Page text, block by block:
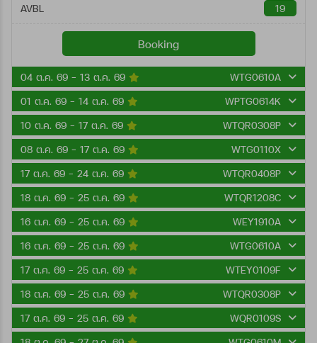
AVBL 19
Booking
04 ต.ค. 69 - 13 ต.ค. 69
WTG0610A
01 ต.ค. 69 - 14 ต.ค. 69
WPTG0614K
10 ต.ค. 69 - 17 ต.ค. 69
WTQR0308P
08 ต.ค. 69 - 17 ต.ค. 69
WTG0110X
17 ต.ค. 69 - 24 ต.ค. 69
WTQR0408P
18 ต.ค. 69 - 25 ต.ค. 69
WTQR1208C
16 ต.ค. 69 - 25 ต.ค. 69
WEY1910A
16 ต.ค. 69 - 25 ต.ค. 69
WTG0610A
17 ต.ค. 69 - 25 ต.ค. 69
WTEY0109F
18 ต.ค. 69 - 25 ต.ค. 69
WTQR0308P
17 ต.ค. 69 - 25 ต.ค. 69
WQR0109S